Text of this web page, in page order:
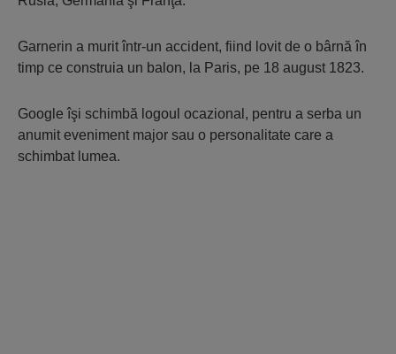
Garnerin a murit într-un accident, fiind lovit de o bârnă în
timp ce construia un balon, la Paris, pe 18 august 1823.
Google îşi schimbă logoul ocazional, pentru a serba un
anumit eveniment major sau o personalitate care a
schimbat lumea.